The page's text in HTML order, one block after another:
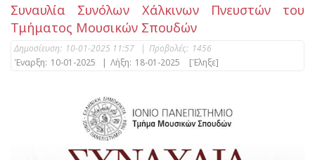
Συναυλία Συνόλων Χάλκινων Πνευστών του
Τμήματος Μουσικών Σπουδών
Δημοσίευση: 10-01-2025 11:57 | Προβολές: 1456
Έναρξη: 10-01-2025 | Λήξη: 18-01-2025 [Έληξε]